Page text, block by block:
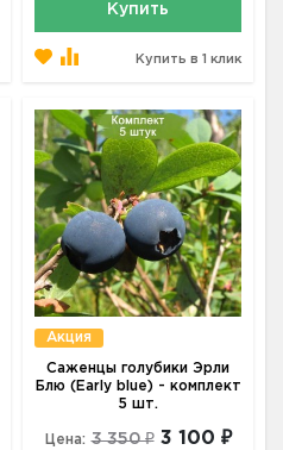
Купить
Купить в 1 клик
Акция
Саженцы голубики Эрли
Блю (Early blue) - комплект
5 шт.
Цена: 3 350 ₽ 3 100 ₽